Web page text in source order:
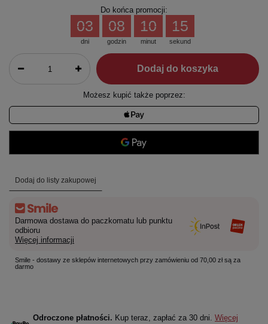
Do końca promocji:
dni
03
godzin
08
minut
10
sekund
14
Dodaj do koszyka
Możesz kupić także poprzez:
Dodaj do listy zakupowej
Darmowa dostawa do paczkomatu lub punktu
odbioru
Więcej informacji
Smile - dostawy ze sklepów internetowych przy zamówieniu od 70,00 zł są za
darmo
Odroczone płatności. Kup teraz, zapłać za 30 dni. Więcej